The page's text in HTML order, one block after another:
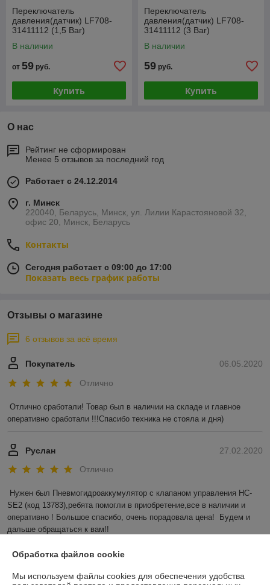
Переключатель
давления(датчик) LF708-
31411112 (1,5 Bar)
В наличии
от 59 руб.
Купить
Переключатель
давления(датчик) LF708-
31411112 (3 Bar)
В наличии
59 руб.
Купить
О нас
Рейтинг не сформирован
Менее 5 отзывов за последний год
Работает с 24.12.2014
г. Минск
220040, Беларусь, Минск, ул. Лилии Карастояновой 32,
офис 20, Минск, Беларусь
Контакты
Сегодня работает с 09:00 до 17:00
Показать весь график работы
Отзывы о магазине
6 отзывов за всё время
06.05.2020
Покупатель
Отлично
Отлично сработали! Товар был в наличии на складе и главное
оперативно сработали !!!Спасибо техника не стояла и дня)
27.02.2020
Руслан
Отлично
Нужен был Пневмогидроаккумулятор с клапаном управления HC-
SE2 (код 13783),ребята помогли в приобретение,все в наличии и
оперативно ! Большое спасибо, очень порадовала цена!  Будем и
дальше обращаться к вам!!
Показать все отзывы
Обработка файлов cookie
Мы используем файлы cookies для обеспечения удобства